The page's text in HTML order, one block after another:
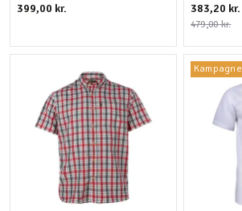
399,00 kr. 383,20 kr.
479,00 kr.
Kampagne